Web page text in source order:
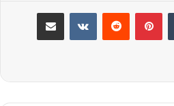
بينتيريست مشاركة عبر البريد